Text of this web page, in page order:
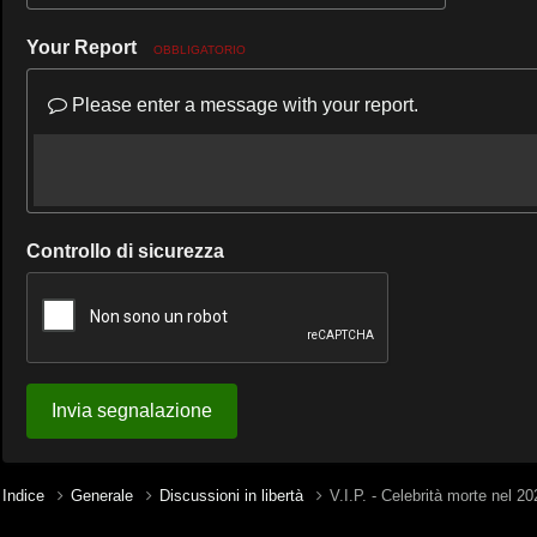
Your Report OBBLIGATORIO
Please enter a message with your report.
Controllo di sicurezza
Invia segnalazione
Indice Generale Discussioni in libertà V.I.P. - Celebrità morte nel